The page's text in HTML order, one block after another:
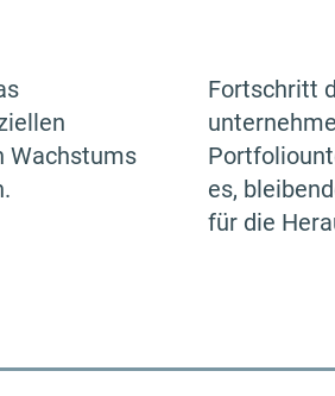
Wachstums
Fortschritt
es,
für die